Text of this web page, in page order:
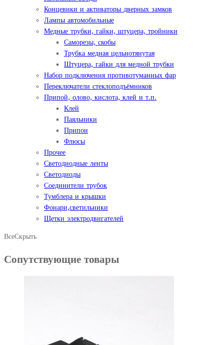
Концевики и активаторы дверных замков
Лампы автомобильные
Медные трубки, гайки, штуцера, тройники
Саморезы, скобы
Трубка медная цельнотянутая
Штуцера, гайки для медной трубки
Набор подключения противотуманных фар
Переключатели стеклоподъёмников
Припой, олово, кислота, клей и т.п.
Клей
Паяльники
Припои
Флюсы
Прочее
Светодиодные ленты
Светодиоды
Соединители трубок
Тумблера и крышки
Фонари,светильники
Щетки электродвигателей
ВсеСкрыть
Сопутствующие товары